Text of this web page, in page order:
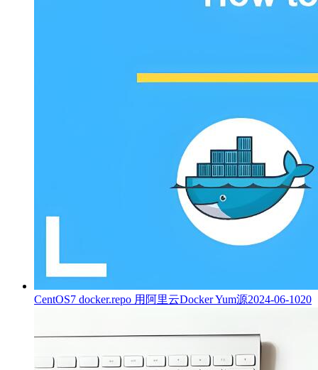
CentOS7 docker.repo 用阿里云Docker Yum源2024-06-1020